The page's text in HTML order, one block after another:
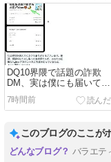
DQ10界隈で話題の詐欺
DM、実は僕にも届いてい
ました
7時間前
このブログのここが
バラエテ